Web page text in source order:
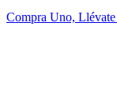
Compra Uno,